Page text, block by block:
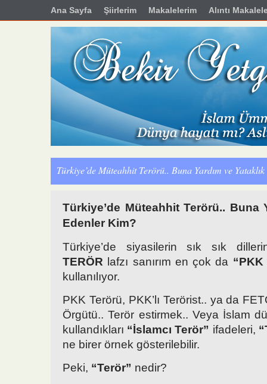
Ana Sayfa Şiirlerim Makalelerim Alıntı
Türkiye’de Müteahhit Terörü.. Buna Yardım ve
Türkiye’de Müteahhit Terörü.. Buna
Edenler Kim?
Türkiye’de siyasilerin sık sık
TERÖR lafzı sanırım en çok da “PKK
kullanılıyor.
PKK Terörü, PKK’lı Terörist.. ya da
Örgütü.. Terör estirmek.. Veya İslam
kullandıkları “İslamcı Terör” ifadeleri,
ne birer örnek gösterilebilir.
Peki, “Terör” nedir?